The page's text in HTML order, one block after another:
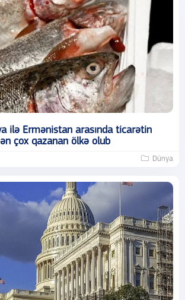
ilə Ermənistan arasında ticarətin
çox qazanan ölkə olub
Dünya